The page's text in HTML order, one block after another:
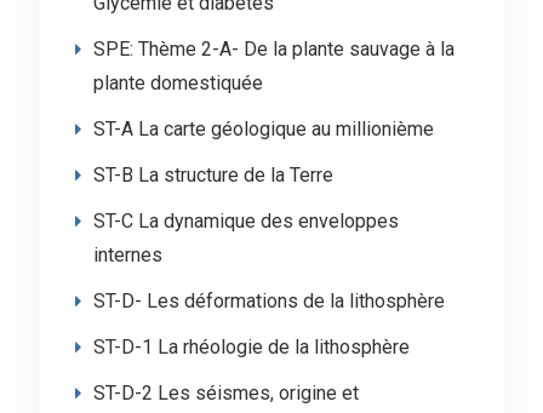
SPE: Thème 2-A- De la plante sauvage à la
plante domestiquée
ST-A La carte géologique au millionième
ST-B La structure de la Terre
ST-C La dynamique des enveloppes
internes
ST-D- Les déformations de la lithosphère
ST-D-1 La rhéologie de la lithosphère
ST-D-2 Les séismes, origine et